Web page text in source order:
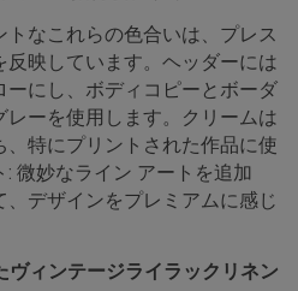
トなこれらの色合いは、プレス
反映しています。ヘッダーには
ーにし、ボディコピーとボーダ
ーを使用します。クリームは
、特にプリントされた作品に使
微妙なライン アートを追加
、デザインをプレミアムに感じ
ィンテージライラックリネン